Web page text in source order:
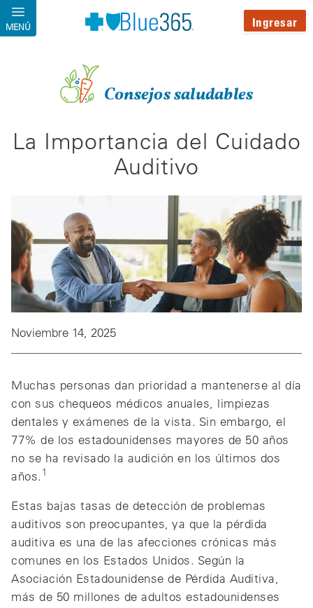
Pasar al contenido principal
MENÚ Ingresar
Consejos saludables
La Importancia del Cuidado
Auditivo
Noviembre 14, 2025
Muchas personas dan prioridad a mantenerse al día
con sus chequeos médicos anuales, limpiezas
dentales y exámenes de la vista. Sin embargo, el
77% de los estadounidenses mayores de 50 años
no se ha revisado la audición en los últimos dos
años. 1
Estas bajas tasas de detección de problemas
auditivos son preocupantes, ya que la pérdida
auditiva es una de las afecciones crónicas más
comunes en los Estados Unidos. Según la
Asociación Estadounidense de Pérdida Auditiva,
más de 50 millones de adultos estadounidenses